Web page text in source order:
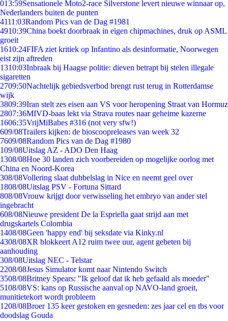
013:59Sensationele Moto2-race Silverstone levert nieuwe winnaar op,
Nederlanders buiten de punten
4111:03Random Pics van de Dag #1981
4910:39China boekt doorbraak in eigen chipmachines, druk op ASML
groeit
1610:24FIFA ziet kritiek op Infantino als desinformatie, Noorwegen
eist zijn aftreden
1310:03Inbraak bij Haagse politie: dieven betrapt bij stelen illegale
sigaretten
2709:50Nachtelijk gebiedsverbod brengt rust terug in Rotterdamse
wijk
3809:39Iran stelt zes eisen aan VS voor heropening Straat van Hormuz
2807:36MIVD-baas lekt via Strava routes naar geheime kazerne
1606:35VrijMiBabes #316 (not very sfw!)
609/08Trailers kijken: de bioscoopreleases van week 32
7609/08Random Pics van de Dag #1980
109/08Uitslag AZ - ADO Den Haag
1308/08Hoe 30 landen zich voorbereiden op mogelijke oorlog met
China en Noord-Korea
308/08Vollering slaat dubbelslag in Nice en neemt geel over
1808/08Uitslag PSV - Fortuna Sittard
808/08Vrouw krijgt door verwisseling het embryo van ander stel
ingebracht
608/08Nieuwe president De la Espriella gaat strijd aan met
drugskartels Colombia
1408/08Geen 'happy end' bij seksdate via Kinky.nl
4308/08XR blokkeert A12 ruim twee uur, agent gebeten bij
aanhouding
308/08Uitslag NEC - Telstar
2208/08Jesus Simulator komt naar Nintendo Switch
3508/08Britney Spears: "Ik geloof dat ik heb gefaald als moeder"
5108/08VS: kans op Russische aanval op NAVO-land groeit,
munitietekort wordt probleem
1208/08Broer 135 keer gestoken en gesneden: zes jaar cel en tbs voor
doodslag Gouda